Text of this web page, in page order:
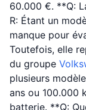
60.000 €. **Q:
R: Étant un
manque pour
Toutefois, elle
du groupe
plusieurs
ans ou 100.000
batterie. **Q: